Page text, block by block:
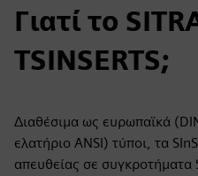
Γιατί το
TSINSERTS;
Διαθέσιμα ως ευρωπαϊκά
ελατήριο ANSI) τύποι, τα
απευθείας σε συγκροτήματα